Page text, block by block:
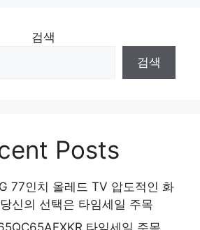
검색
검색
Posts
77인치 올레드 TV 압도적인 화
신의 선택은 타임세일 주목
타임세일 주목